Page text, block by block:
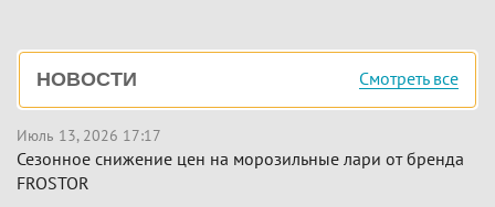
Боковая
панель
НОВОСТИ Смотреть все
Июль 13, 2026 17:17
Сезонное снижение цен на морозильные лари от бренда
FROSTOR